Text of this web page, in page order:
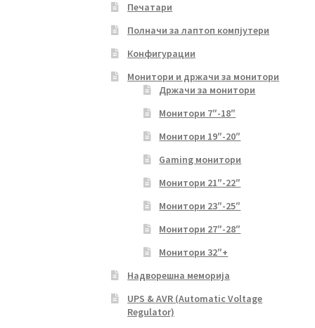
Печатари
Полначи за лаптоп компјутери
Конфигурации
Монитори и држачи за монитори
Држачи за монитори
Монитори 7″-18″
Монитори 19″-20″
Gaming монитори
Монитори 21″-22″
Монитори 23″-25″
Монитори 27″-28″
Монитори 32″+
Надворешна меморија
UPS & AVR (Automatic Voltage
Regulator)